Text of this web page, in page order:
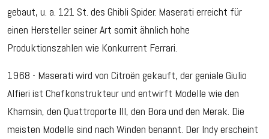
gebaut, u. a. 121 St. des Ghibli Spider. Maserati erreicht für
einen Hersteller seiner Art somit ähnlich hohe
Produktionszahlen wie Konkurrent Ferrari.
1968 - Maserati wird von Citroën gekauft, der geniale Giulio
Alfieri ist Chefkonstrukteur und entwirft Modelle wie den
Khamsin, den Quattroporte III, den Bora und den Merak. Die
meisten Modelle sind nach Winden benannt. Der Indy erscheint